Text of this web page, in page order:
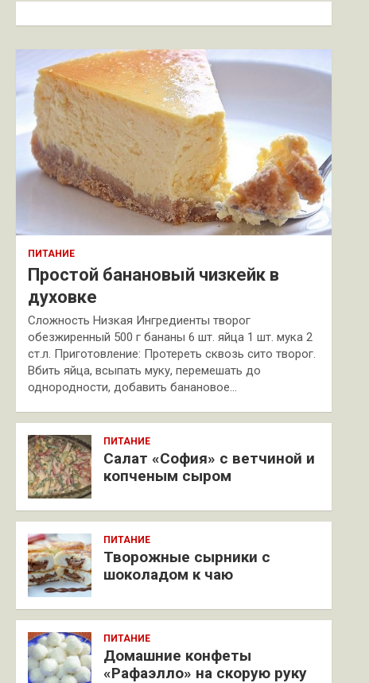
к
ПИТАНИЕ
Простой банановый чизкейк в
духовке
Сложность Низкая Ингредиенты творог
обезжиренный 500 г бананы 6 шт. яйца 1 шт. мука 2
ст.л. Приготовление: Протереть сквозь сито творог.
Вбить яйца, всыпать муку, перемешать до
однородности, добавить банановое…
ПИТАНИЕ
Салат «София» с ветчиной и
копченым сыром
ПИТАНИЕ
Творожные сырники с
шоколадом к чаю
ПИТАНИЕ
Домашние конфеты
«Рафаэлло» на скорую руку